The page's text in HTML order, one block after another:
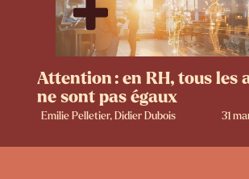
Attention : en RH, tous les
ne sont pas égaux
Emilie Pelletier, Didier Dubois 31